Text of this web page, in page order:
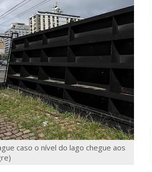
caso o nível do lago chegue aos